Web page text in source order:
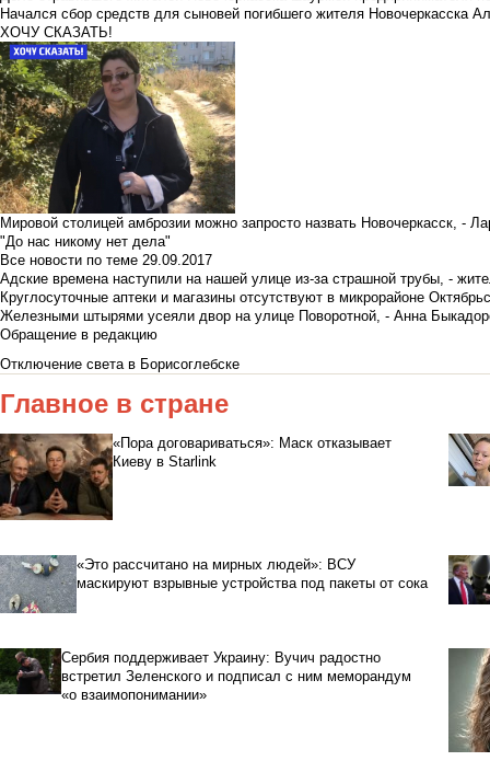
Начался сбор средств для сыновей погибшего жителя Новочеркасска
ХОЧУ СКАЗАТЬ!
Мировой столицей амброзии можно запросто назвать Новочеркасск, -
"До нас никому нет дела"
Все новости по теме 29.09.2017
Адские времена наступили на нашей улице из-за страшной трубы, -
Круглосуточные аптеки и магазины отсутствуют в микрорайоне
Железными штырями усеяли двор на улице Поворотной, - Анна
Обращение в редакцию
Отключение света в Борисоглебске
Главное в стране
«Пора договариваться»: Маск отказывает
Киеву в Starlink
«Это рассчитано на мирных людей»: ВСУ
маскируют взрывные устройства под пакеты от сока
Сербия поддерживает Украину: Вучич радостно
встретил Зеленского и подписал с ним меморандум
«о взаимопонимании»